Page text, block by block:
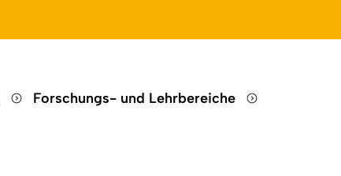
Forschungs- und Lehrbereiche